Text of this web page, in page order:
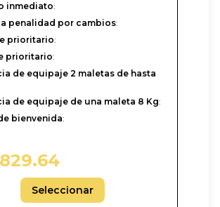
inmediato:
penalidad por cambios:
prioritario:
prioritario:
de equipaje 2 maletas de hasta
de equipaje de una maleta 8 Kg:
bienvenida:
Seleccionar